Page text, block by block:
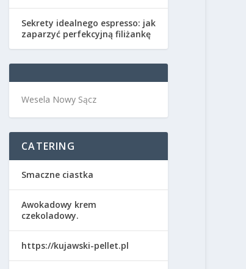
Sekrety idealnego espresso: jak
zaparzyć perfekcyjną filiżankę
Wesela Nowy Sącz
CATERING
Smaczne ciastka
Awokadowy krem
czekoladowy.
https://kujawski-pellet.pl